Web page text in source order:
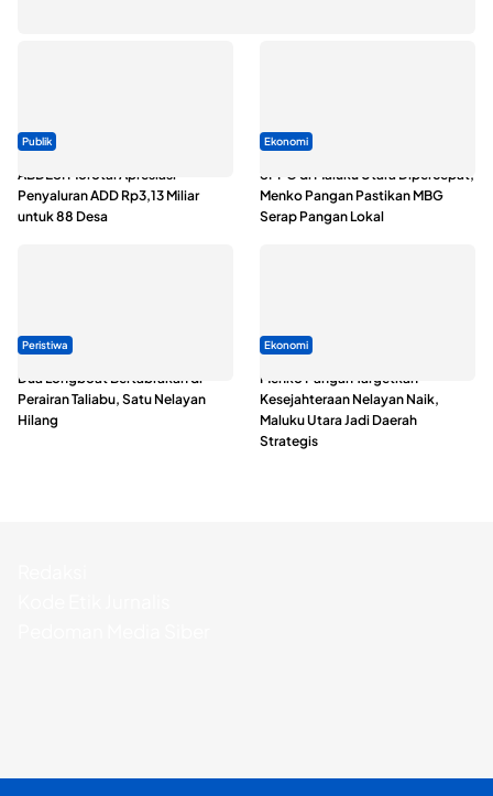
Publik
ABDESI Morotai Apresiasi
Penyaluran ADD Rp3,13 Miliar
untuk 88 Desa
Ekonomi
SPPG di Maluku Utara Dipercepat,
Menko Pangan Pastikan MBG
Serap Pangan Lokal
Peristiwa
Dua Longboat Bertabrakan di
Perairan Taliabu, Satu Nelayan
Hilang
Ekonomi
Menko Pangan Targetkan
Kesejahteraan Nelayan Naik,
Maluku Utara Jadi Daerah
Strategis